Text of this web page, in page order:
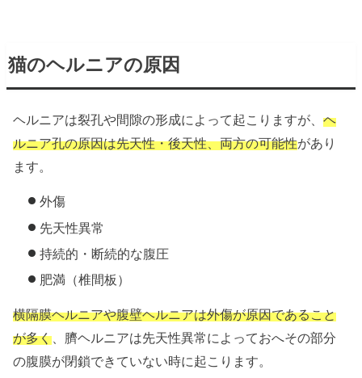
猫のヘルニアの原因
ヘルニアは裂孔や間隙の形成によって起こりますが、ヘ
ルニア孔の原因は先天性・後天性、両方の可能性があり
ます。
外傷
先天性異常
持続的・断続的な腹圧
肥満（椎間板）
横隔膜ヘルニアや腹壁ヘルニアは外傷が原因であること
が多く 、臍ヘルニアは先天性異常によっておへその部分
の腹膜が閉鎖できていない時に起こります。